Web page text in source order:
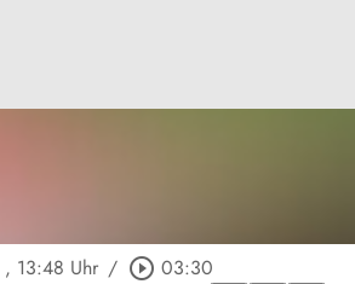
, 13:48 Uhr / play_circle_outline 03:30